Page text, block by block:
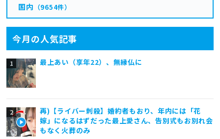
国内 （9654件）
今月の人気記事
最上あい（享年22）、無縁仏に
再)【ライバー刺殺】婚約者もおり、年内には「花
嫁」になるはずだった最上愛さん、告別式もお別れ会
もなく火葬のみ